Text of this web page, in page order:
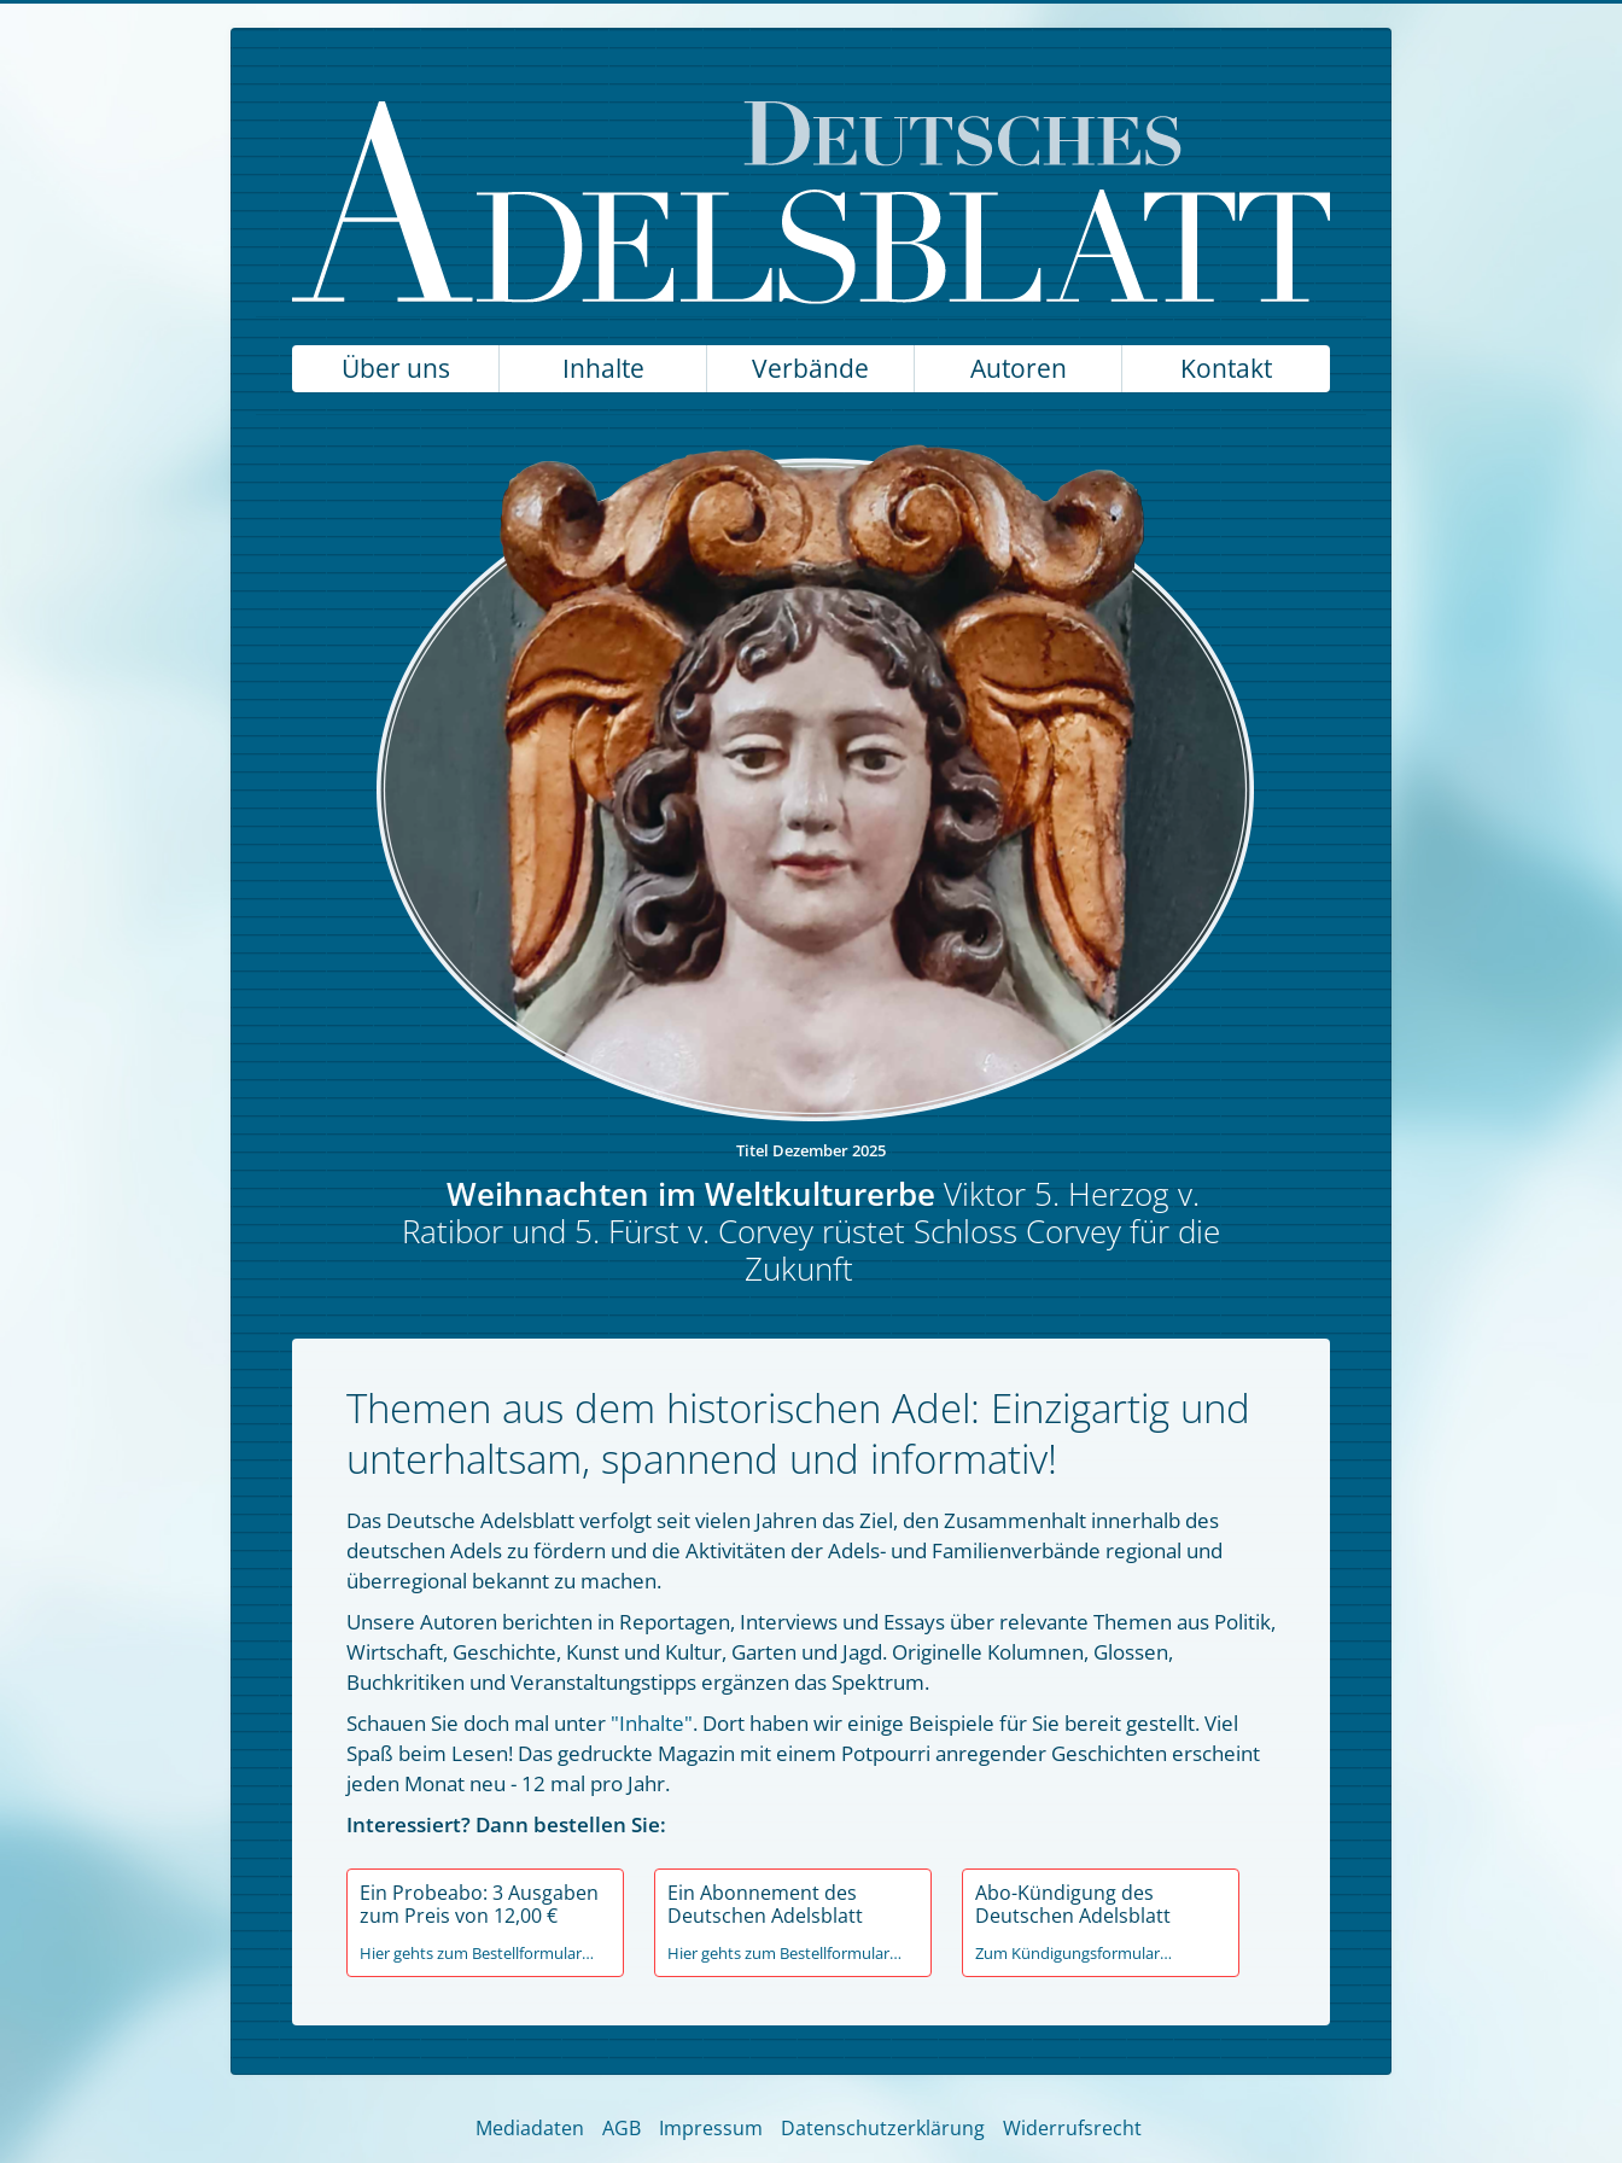
Über uns Inhalte Verbände Autoren Kontakt
Titel Dezember 2025
Weihnachten im Weltkulturerbe Viktor 5. Herzog v.
Ratibor und 5. Fürst v. Corvey rüstet Schloss Corvey für die
Zukunft
Themen aus dem historischen Adel: Einzigartig und
unterhaltsam, spannend und informativ!
Das Deutsche Adelsblatt verfolgt seit vielen Jahren das Ziel, den Zusammenhalt innerhalb des
deutschen Adels zu fördern und die Aktivitäten der Adels- und Familienverbände regional und
überregional bekannt zu machen.
Unsere Autoren berichten in Reportagen, Interviews und Essays über relevante Themen aus Politik,
Wirtschaft, Geschichte, Kunst und Kultur, Garten und Jagd. Originelle Kolumnen, Glossen,
Buchkritiken und Veranstaltungstipps ergänzen das Spektrum.
Schauen Sie doch mal unter "Inhalte". Dort haben wir einige Beispiele für Sie bereit gestellt. Viel
Spaß beim Lesen! Das gedruckte Magazin mit einem Potpourri anregender Geschichten erscheint
jeden Monat neu - 12 mal pro Jahr.
Interessiert? Dann bestellen Sie:
Ein Probeabo: 3 Ausgaben
zum Preis von 12,00 €
Hier gehts zum Bestellformular…
Ein Abonnement des
Deutschen Adelsblatt
Hier gehts zum Bestellformular…
Abo-Kündigung des
Deutschen Adelsblatt
Zum Kündigungsformular…
Mediadaten AGB Impressum Datenschutzerklärung Widerrufsrecht